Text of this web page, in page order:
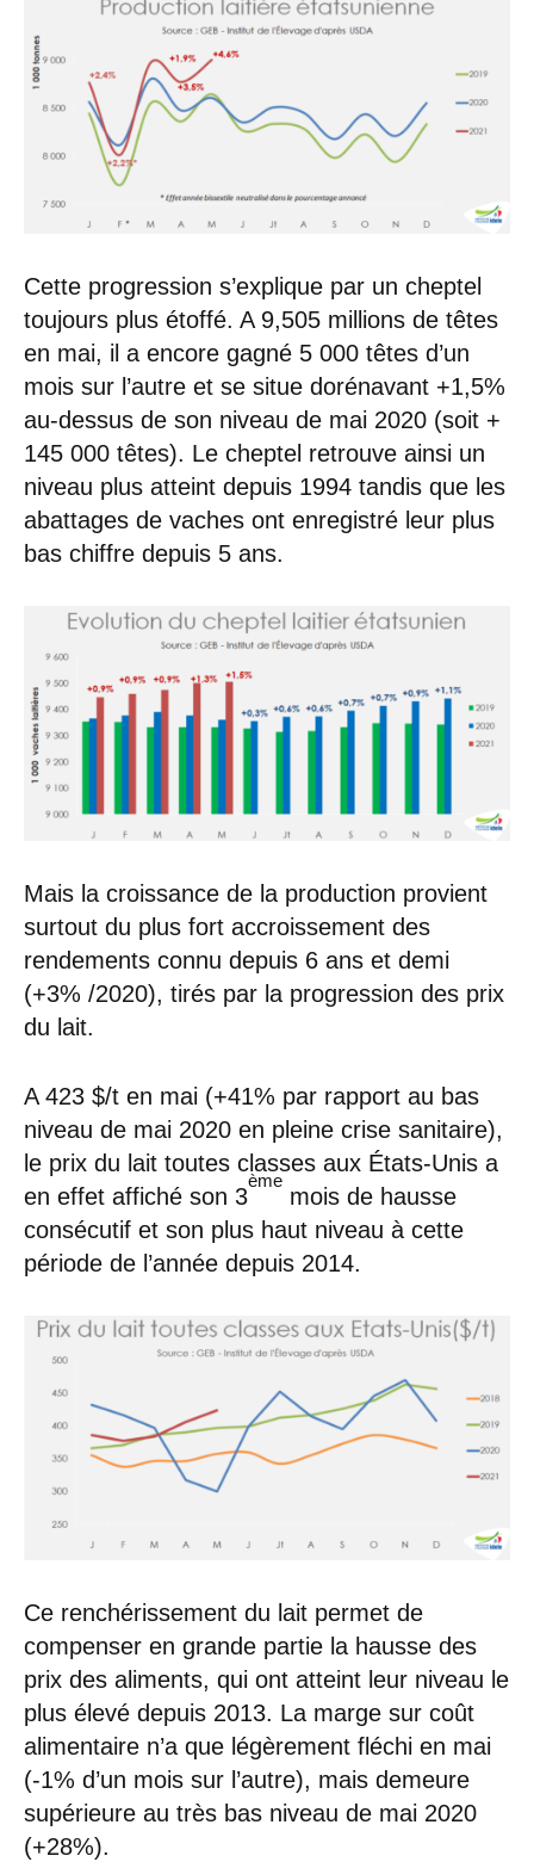
Cette progression s’explique par un cheptel
toujours plus étoffé. A 9,505 millions de têtes
en mai, il a encore gagné 5 000 têtes d’un
mois sur l’autre et se situe dorénavant +1,5%
au-dessus de son niveau de mai 2020 (soit +
145 000 têtes). Le cheptel retrouve ainsi un
niveau plus atteint depuis 1994 tandis que les
abattages de vaches ont enregistré leur plus
bas chiffre depuis 5 ans.
Mais la croissance de la production provient
surtout du plus fort accroissement des
rendements connu depuis 6 ans et demi
(+3% /2020), tirés par la progression des prix
du lait.
A 423 $/t en mai (+41% par rapport au bas
niveau de mai 2020 en pleine crise sanitaire),
le prix du lait toutes classes aux États-Unis a
en effet affiché son 3
ème
mois de hausse
consécutif et son plus haut niveau à cette
période de l’année depuis 2014.
Ce renchérissement du lait permet de
compenser en grande partie la hausse des
prix des aliments, qui ont atteint leur niveau le
plus élevé depuis 2013. La marge sur coût
alimentaire n’a que légèrement fléchi en mai
(-1% d’un mois sur l’autre), mais demeure
supérieure au très bas niveau de mai 2020
(+28%).